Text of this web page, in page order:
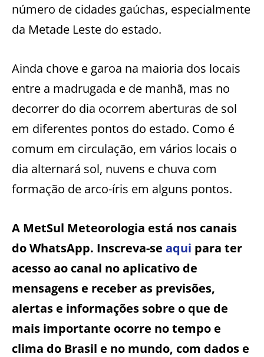
número de cidades gaúchas, especialmente
da Metade Leste do estado.
Ainda chove e garoa na maioria dos locais
entre a madrugada e de manhã, mas no
decorrer do dia ocorrem aberturas de sol
em diferentes pontos do estado. Como é
comum em circulação, em vários locais o
dia alternará sol, nuvens e chuva com
formação de arco-íris em alguns pontos.
A MetSul Meteorologia está nos canais
do WhatsApp. Inscreva-se aqui para ter
acesso ao canal no aplicativo de
mensagens e receber as previsões,
alertas e informações sobre o que de
mais importante ocorre no tempo e
clima do Brasil e no mundo, com dados e